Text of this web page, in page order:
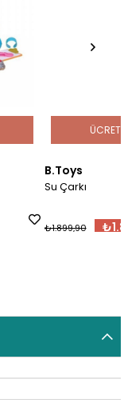
₺1.804,91
ÜCRETSIZ KARGO